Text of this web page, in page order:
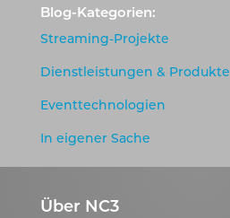
Blog-Kategorien:
Streaming-Projekte
Dienstleistungen & Produkte
Eventtechnologien
In eigener Sache
Über NC3